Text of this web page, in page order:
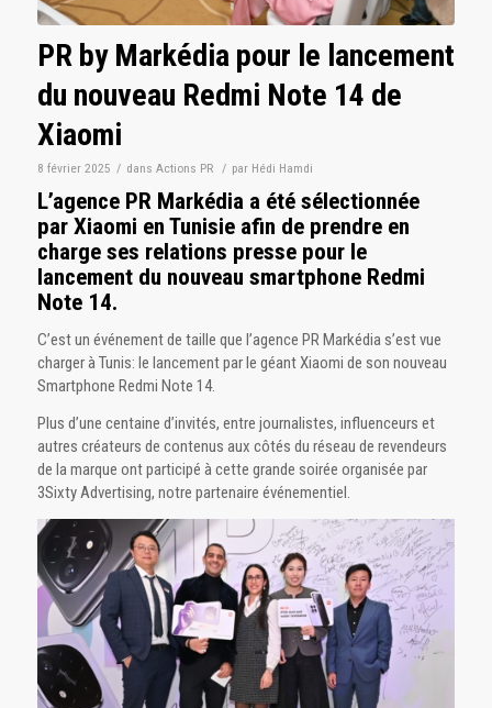
PR by Markédia pour le lancement
du nouveau Redmi Note 14 de
Xiaomi
8 février 2025 / dans Actions PR / par Hédi Hamdi
L’agence PR Markédia a été sélectionnée
par Xiaomi en Tunisie afin de prendre en
charge ses relations presse pour le
lancement du nouveau smartphone Redmi
Note 14.
C’est un événement de taille que l’agence PR Markédia s’est vue
charger à Tunis: le lancement par le géant Xiaomi de son nouveau
Smartphone Redmi Note 14.
Plus d’une centaine d’invités, entre journalistes, influenceurs et
autres créateurs de contenus aux côtés du réseau de revendeurs
de la marque ont participé à cette grande soirée organisée par
3Sixty Advertising, notre partenaire événementiel.